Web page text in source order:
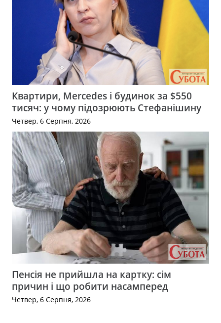
Квартири, Mercedes і будинок за $550
тисяч: у чому підозрюють Стефанішину
Четвер, 6 Серпня, 2026
Пенсія не прийшла на картку: сім
причин і що робити насамперед
Четвер, 6 Серпня, 2026